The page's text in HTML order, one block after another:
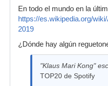
En todo el mundo en la
https://es.wikipedia.org/
2019
¿Dónde hay algún
"Klaus Mari Kong"
TOP20 de Spotify